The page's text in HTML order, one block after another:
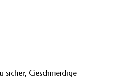
sicher, Geschmeidige